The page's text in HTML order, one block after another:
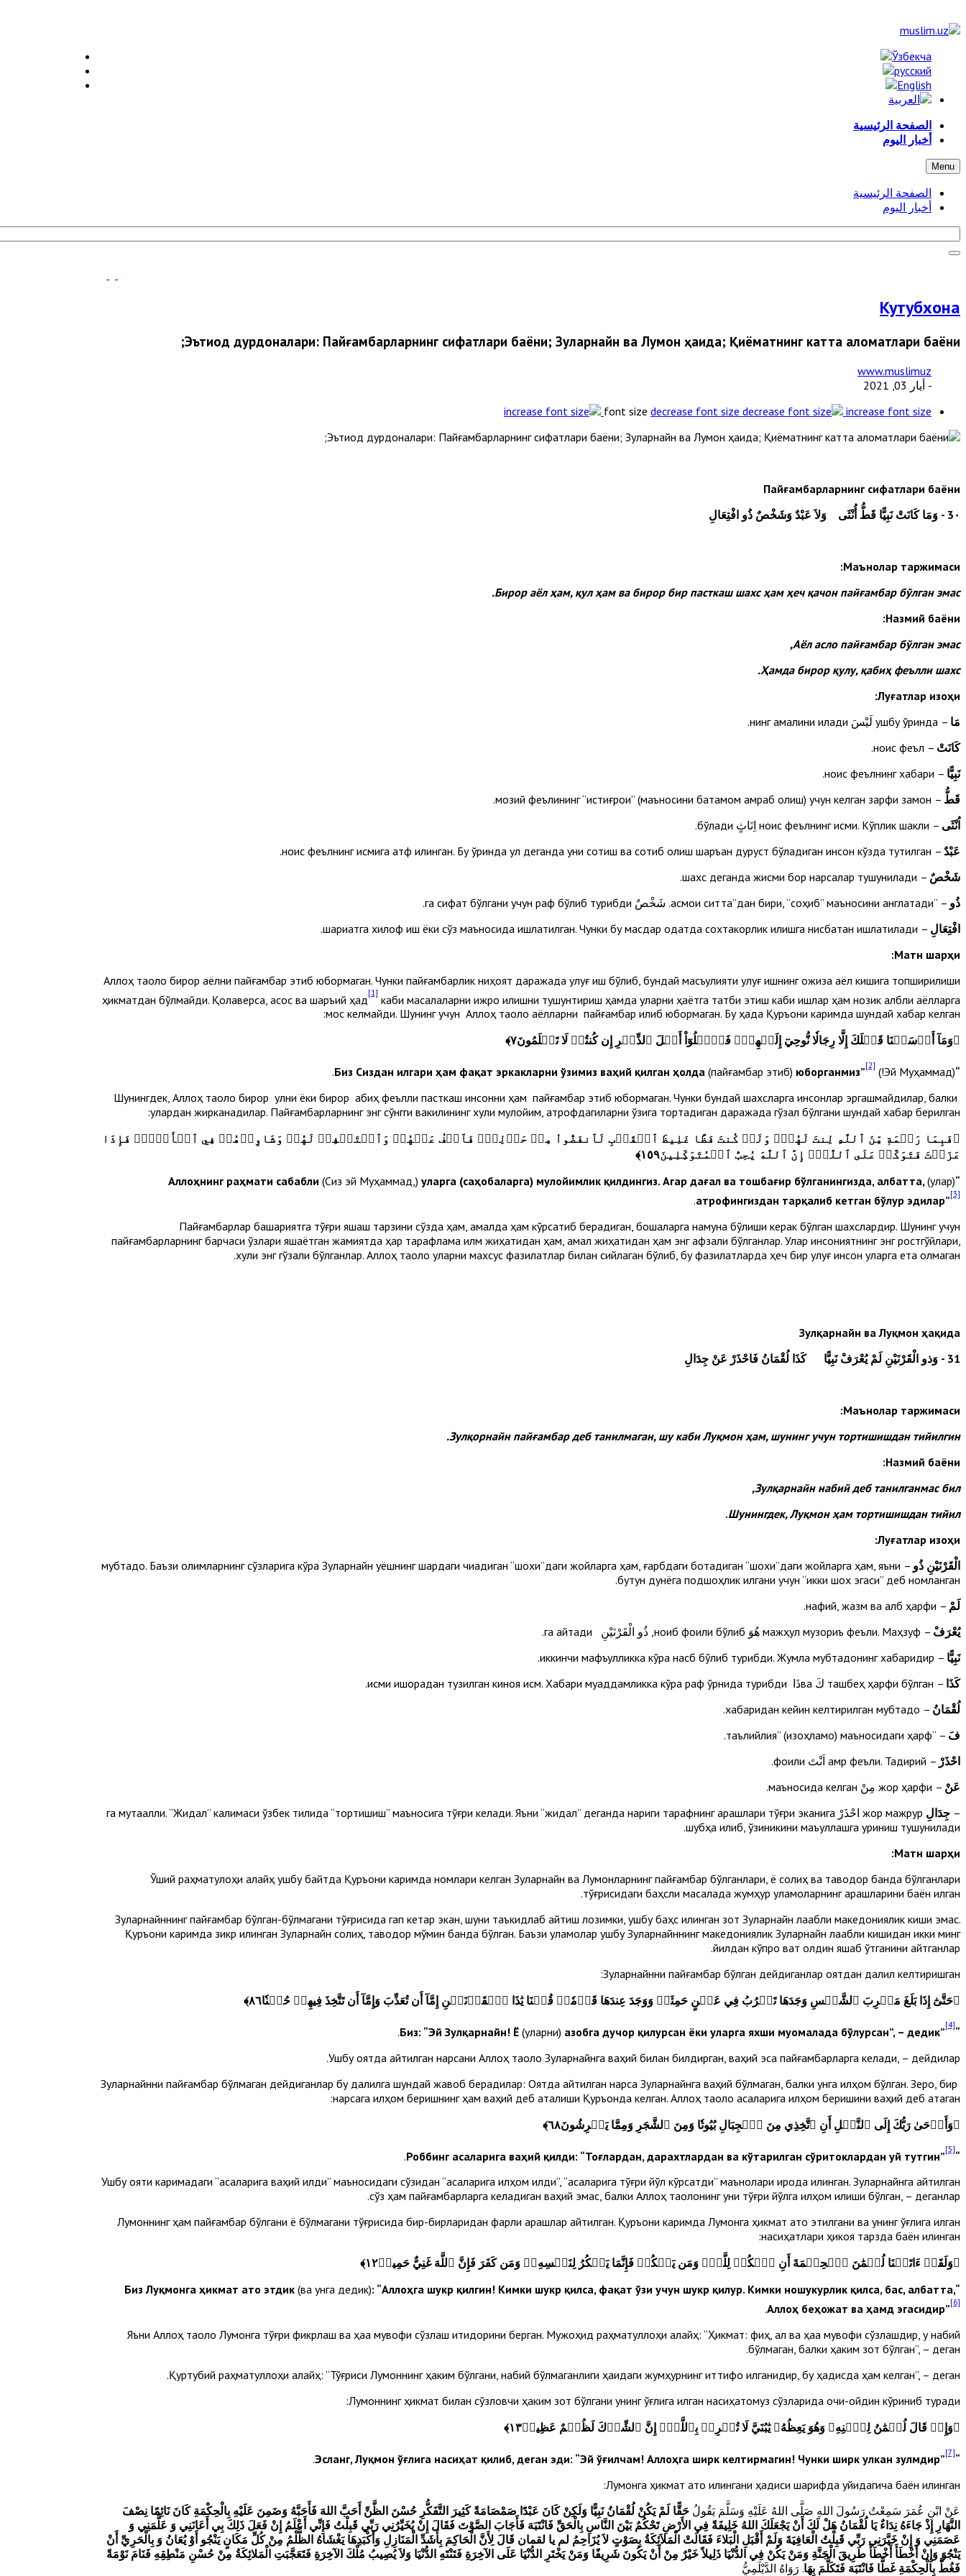
الصفحة الرئيسية
أخبار اليوم
Menu
الصفحة الرئيسية
أخبار اليوم
Кутубхона
Эътиқод дурдоналари: Пайғамбарларнинг сифатлари баёни; Зулқарнайн ва Луқмон ҳақида; Қиёматнинг катта аломатлари баёни;
www.muslimuz
- أيار 03, 2021
font size decrease font size increase font size
Пайғамбарларнинг сифатлари баёни
3٠ - وَمَا كَانَتْ نَبِيًّا قَطُّ أُنْثَى وَلاَ عَبْدٌ وَشَخْصٌ ذُو افْتِعَالِ
Маънолар таржимаси:
Бирор аёл ҳам, қул ҳам ва бирор бир пасткаш шахс ҳам ҳеч қачон пайғамбар бўлган эмас.
Назмий баёни:
Аёл асло пайғамбар бўлган эмас,
Ҳамда бирор қулу, қабиҳ феълли шахс.
Луғатлар изоҳи:
مَا – ушбу ўринда لَيْسَ нинг амалини қилади.
كَانَتْ – ноқис феъл.
نَبِيًّا – ноқис феълнинг хабари.
قَطُّ – мозий феълининг “истиғроқи” (маъносини батамом қамраб олиш) учун келган зарфи замон.
اُنْثَى – ноқис феълнинг исми. Кўплик шакли اِنَاثٍ бўлади.
عَبْدٌ – ноқис феълнинг исмига атф қилинган. Бу ўринда қул деганда уни сотиш ва сотиб олиш шаръан дуруст бўладиган инсон кўзда тутилган.
شَخْصٌ – шахс деганда жисми бор нарсалар тушунилади.
ذُو – “асмои ситта”дан бири, “соҳиб” маъносини англатади. شَخْصٌ га сифат бўлгани учун раф бўлиб турибди.
افْتِعَالِ – шариатга хилоф иш ёки сўз маъносида ишлатилган. Чунки бу масдар одатда сохтакорлик қилишга нисбатан ишлатилади.
Матн шарҳи:
Аллоҳ таоло бирор аёлни пайғамбар этиб юбормаган. Чунки пайғамбарлик ниҳоят даражада улуғ иш бўлиб, бундай масъулияти улуғ ишнинг ожиза аёл кишига топширилиши
ҳикматдан бўлмайди. Қолаверса, қасос ва шаръий ҳад[1] каби масалаларни ижро қилишни тушунтириш ҳамда уларни ҳаётга татбиқ этиш каби ишлар ҳам нозик қалбли аёлларга
мос келмайди. Шунинг учун Аллоҳ таоло аёлларни пайғамбар қилиб юбормаган. Бу ҳақда Қуръони каримда шундай хабар келган:
﴿وَمَآ أَرۡسَلۡنَا قَبۡلَكَ إِلَّا رِجَالٗا نُّوحِيٓ إِلَيۡهِمۡۖ فَسۡ‍َٔلُوٓاْ أَهۡلَ ٱلذِّكۡرِ إِن كُنتُمۡ لَا تَعۡلَمُونَ٧ ﴾
“
(Эй Муҳаммад!)
(пайғамбар этиб) юборганмиз”[2]
.
Шунингдек, Аллоҳ таоло бирор қулни ёки бирор қабиҳ феълли пасткаш инсонни ҳам пайғамбар этиб юбормаган. Чунки бундай шахсларга инсонлар эргашмайдилар, балки
улардан жирканадилар. Пайғамбарларнинг энг сўнгги вакилининг хулқи мулойим, атрофдагиларни ўзига тортадиган даражада гўзал бўлгани шундай хабар берилган:
﴿فَبِمَا رَحۡمَةٖ مِّنَ ٱللَّهِ لِنتَ لَهُمۡۖ وَلَوۡ كُنتَ فَظًّا غَلِيظَ ٱلۡقَلۡبِ لَٱنفَضُّواْ مِنۡ حَوۡلِكَۖ فَٱعۡفُ عَنۡهُمۡ وَٱسۡتَغۡفِرۡ لَهُمۡ وَشَاوِرۡهُمۡ فِي ٱلۡأَمۡرِۖ فَإِذَا
عَزَمۡتَ فَتَوَكَّلۡ عَلَى ٱللَّهِۚ إِنَّ ٱللَّهَ يُحِبُّ ٱلۡمُتَوَكِّلِينَ١٥٩
﴾
“Аллоҳнинг раҳмати сабабли
(Сиз эй Муҳаммад,) уларга (саҳобаларга) мулойимлик қилдингиз. Агар дағал ва тошбағир бўлганингизда, албатта,(улар)
атрофингиздан тарқалиб кетган бўлур эдилар”[3]
.
Пайғамбарлар башариятга тўғри яшаш тарзини сўзда ҳам, амалда ҳам кўрсатиб берадиган, бошқаларга намуна бўлиши керак бўлган шахслардир. Шунинг учун
пайғамбарларнинг барчаси ўзлари яшаётган жамиятда ҳар тарафлама илм жиҳатидан ҳам, амал жиҳатидан ҳам энг афзали бўлганлар. Улар инсониятнинг энг ростгўйлари,
хулқи энг гўзали бўлганлар. Аллоҳ таоло уларни махсус фазилатлар билан сийлаган бўлиб, бу фазилатларда ҳеч бир улуғ инсон уларга ета олмаган.
Зулқарнайн ва Луқмон ҳақида
31 - وَذو الْقَرْنَيْنِ لَمْ يُعْرَفْ نَبِيًّا كَذَا لُقْمَانُ فَاحْذَرْ عَنْ جِدَالِ
Маънолар таржимаси:
Зулқорнайн пайғамбар деб танилмаган, шу каби Луқмон ҳам, шунинг учун тортишишдан тийилгин.
Назмий баёни:
Зулқарнайн набий деб танилганмас бил,
Шунингдек, Луқмон ҳам тортишишдан тийил
.
Луғатлар изоҳи:
الْقَرْنَيْنِ ذُو
– мубтадо. Баъзи олимларнинг сўзларига кўра Зулқарнайн қуёшнинг шарқдаги чиқадиган “шохи”даги жойларга ҳам, ғарбдаги ботадиган “шохи”даги жойларга ҳам, яъни
бутун дунёга подшоҳлик қилгани учун “икки шох эгаси” деб номланган.
لَمْ – нафий, жазм ва қалб ҳарфи.
يُعْرَفْ – мажҳул музориъ феъли. Маҳзуф هُوَ ноиб фоили бўлиб, ذُو الْقَرْنَيْنِ га қайтади.
نَبِيًّا – иккинчи мафъулликка кўра насб бўлиб турибди. Жумла мубтадонинг хабаридир.
كَذَا – ташбеҳ ҳарфи бўлган كَ ваذَا исми ишорадан тузилган киноя исм. Хабари муқаддамликка кўра раф ўрнида турибди.
لُقْمَانُ – хабаридан кейин келтирилган мубтадо.
فَ – “таълийлия” (изоҳламоқ) маъносидаги ҳарф.
احْذَرْ – амр феъли. Тақдирий اَنْتَ фоили.
عَنْ – жор ҳарфи مِنْ маъносида келган.
– جِدَالِ
жор мажрур احْذَرْ га мутааллиқ. “Жидал” калимаси ўзбек тилида “тортишиш” маъносига тўғри келади. Яъни “жидал” деганда нариги тарафнинг қарашлари тўғри эканига
шубҳа қилиб, ўзиникини маъқуллашга уриниш тушунилади.
Матн шарҳи:
Ўший раҳматулоҳи алайҳ ушбу байтда Қуръони каримда номлари келган Зулқарнайн ва Луқмонларнинг пайғамбар бўлганлари, ё солиҳ ва тақводор банда бўлганлари
тўғрисидаги баҳсли масалада жумҳур уламоларнинг қарашларини баён қилган.
Зулқарнайннинг пайғамбар бўлган-бўлмагани тўғрисида гап кетар экан, шуни таъкидлаб айтиш лозимки, ушбу баҳс қилинган зот Зулқарнайн лақабли македониялик киши эмас.
Қуръони каримда зикр қилинган Зулқарнайн солиҳ, тақводор мўмин банда бўлган. Баъзи уламолар ушбу Зулқарнайннинг македониялик Зулқарнайн лақабли кишидан икки минг
йилдан кўпроқ вақт олдин яшаб ўтганини айтганлар.
Зулқарнайнни пайғамбар бўлган дейдиганлар оятдан далил келтиришган:
﴿حَتَّىٰٓ إِذَا بَلَغَ مَغۡرِبَ ٱلشَّمۡسِ وَجَدَهَا تَغۡرُبُ فِي عَيۡنٍ حَمِئَةٖ وَوَجَدَ عِندَهَا قَوۡمٗاۖ قُلۡنَا يَٰذَا ٱلۡقَرۡنَيۡنِ إِمَّآ أَن تُعَذِّبَ وَإِمَّآ أَن تَتَّخِذَ فِيهِمۡ حُسۡنٗا٨٦ ﴾
“Биз: “Эй Зулқарнайн! Ё
(уларни) азобга дучор қилурсан ёки уларга яхши муомалада бўлурсан”, – дедик”[4]
.
Ушбу оятда айтилган нарсани Аллоҳ таоло Зулқарнайнга ваҳий билан билдирган, ваҳий эса пайғамбарларга келади, – дейдилар.
Зулқарнайнни пайғамбар бўлмаган дейдиганлар бу далилга шундай жавоб берадилар: Оятда айтилган нарса Зулқарнайнга ваҳий бўлмаган, балки унга илҳом бўлган. Зеро, бир
нарсага илҳом беришнинг ҳам ваҳий деб аталиши Қуръонда келган. Аллоҳ таоло асаларига илҳом беришини ваҳий деб атаган:
﴿وَأَوۡحَىٰ رَبُّكَ إِلَى ٱلنَّحۡلِ أَنِ ٱتَّخِذِي مِنَ ٱلۡجِبَالِ بُيُوتٗا وَمِنَ ٱلشَّجَرِ وَمِمَّا يَعۡرِشُونَ٦٨ ﴾
“Роббинг асаларига ваҳий қилди: “Тоғлардан, дарахтлардан ва кўтарилган сўритоклардан уй тутгин”
[5]
.
Ушбу ояти каримадаги “асаларига ваҳий қилди” маъносидаги сўзидан “асаларига илҳом қилди”, “асаларига тўғри йўл кўрсатди” маънолари ирода қилинган. Зулқарнайнга айтилган
сўз ҳам пайғамбарларга келадиган ваҳий эмас, балки Аллоҳ таолонинг уни тўғри йўлга илҳом қилиши бўлган, – деганлар.
Луқмоннинг ҳам пайғамбар бўлгани ё бўлмагани тўғрисида бир-бирларидан фарқли қарашлар айтилган. Қуръони каримда Луқмонга ҳикмат ато этилгани ва унинг ўғлига қилган
насиҳатлари ҳикоя тарзда баён қилинган:
﴿وَلَقَدۡ ءَاتَيۡنَا لُقۡمَٰنَ ٱلۡحِكۡمَةَ أَنِ ٱشۡكُرۡ لِلَّهِۚ وَمَن يَشۡكُرۡ فَإِنَّمَا يَشۡكُرُ لِنَفۡسِهِۦۖ وَمَن كَفَرَ فَإِنَّ ٱللَّهَ غَنِيٌّ حَمِيدٞ١٢
﴾
“Биз Луқмонга ҳикмат ато этдик
(ва унга дедик): “Аллоҳга шукр қилгин! Кимки шукр қилса, фақат ўзи учун шукр қилур. Кимки ношукурлик қилса, бас, албатта,
Аллоҳ беҳожат ва ҳамд эгасидир”[6]
.
Яъни Аллоҳ таоло Луқмонга тўғри фикрлаш ва ҳаққа мувофиқ сўзлаш иқтидорини берган. Мужоҳид раҳматуллоҳи алайҳ: “Ҳикмат: фиқҳ, ақл ва ҳаққа мувофиқ сўзлашдир, у набий
бўлмаган, балки ҳаким зот бўлган”, – деган.
Қуртубий раҳматуллоҳи алайҳ: “Тўғриси Луқмоннинг ҳаким бўлгани, набий бўлмаганлиги ҳақидаги жумҳурнинг иттифоқ қилганидир, бу ҳадисда ҳам келган”, – деган.
Луқмоннинг ҳикмат билан сўзловчи ҳаким зот бўлгани унинг ўғлига қилган насиҳатомуз сўзларида очиқ-ойдин кўриниб туради:
﴿وَإِذۡ قَالَ لُقۡمَٰنُ لِٱبۡنِهِۦ وَهُوَ يَعِظُهُۥ يَٰبُنَيَّ لَا تُشۡرِكۡ بِٱللَّهِۖ إِنَّ ٱلشِّرۡكَ لَظُلۡمٌ عَظِيمٞ١٣ ﴾
“Эсланг, Луқмон ўғлига насиҳат қилиб, деган эди: “Эй ўғилчам! Аллоҳга ширк келтирмагин! Чунки ширк улкан зулмдир”
[7]
.
Луқмонга ҳикмат ато қилингани ҳадиси шарифда қуйидагича баён қилинган:
عَنْ ابْنِ عُمَرَ سَمِعْتُ رَسُولَ اللهِ صَلَّى اللهُ عَلَيْهِ وَسَلَّمَ يَقُولُ حَقًّا لَمْ يَكُنْ لُقْمَانُ نَبِيًّا وَلَكِنْ كَانَ عَبْدًا صَمْصَامَةً كَثِيرَ التَّفَكُّرِ حُسْنَ الظَّنِّ أَحَبَّ اللهَ فَأَحَبَّهُ وَضَمِنَ عَلَيْهِ بِالْحِكْمَةِ كَانَ نَائِمًا نِصْفَ
النَّهَارِ إِذْ جَاءَهُ نِدَاءٌ يَا لُقْمَانُ هَلْ لَكَ أَنْ يَجْعَلَكَ اللهُ خَلِيفَةً فِي الأَرْضِ تَحْكُمُ بَيْنَ النَّاسِ بِالْحَقِّ فَانْتَبَهَ فَأَجَابَ الصَّوْتَ فَقَالَ إِنْ يُخَيِّرُنِي رَبِّي قَبِلْتُ فَإِنِّي أَعْلَمُ إِنْ فَعَلَ ذَلِكَ بِي أَعَانَنِي وَ عَلَّمَنِي وَ
عَصَمَنِي وَ إِنْ خَيَّرَنِي رَبِّي قَبِلْتُ الْعَافِيَةَ وَلَمْ أَقْبَلِ الْبَلاءَ فَقَالَتْ الْمَلاَئِكَةُ بِصَوْتٍ لاَ يُزَاحِمُ لم يا لقمان قَالَ لِأَنَّ الْحَاكِمَ بِأَشَدِّ الْمَنَازِلِ وَأَكْبَدِهَا يَغْشَاهُ الظُّلْمُ مِنْ كُلِّ مَكَانٍ يَنْجُو أَوْ يُعَانُ وَ بِالْحَرِيِّ أَنْ
يَنْجُوَ وَإِنْ أَخْطَأَ أَخْطَأَ طَرِيقَ الْجَنَّةِ وَمَنْ يَكُنْ فِي الدُّنْيَا ذَلِيلاً خَيْرٌ مِنْ أَنْ يَكُونَ شَرِيفًا وَمَنْ يَخْتَرِ الدُّنْيَا عَلَى الآخِرَةِ فَتَنْتَهِ الدُّنْيَا وَلاَ يُصِيبُ مُلْكَ الآخِرَةِ فَتَعَجَّبَتِ الْمَلائِكَةُ مِنْ حُسْنِ مَنْطِقِهِ فَنَامَ نَوْمَةً
فَغُطَّ بِالْحِكْمَةِ غَطًّا فَانْتَبَهَ فَتَكَلَّمَ بِهَا. رَوَاهُ الدَّيْلَمِيُّ